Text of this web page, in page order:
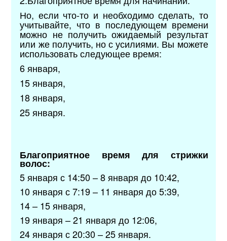
Но, если что-то и необходимо сделать, то
учитывайте, что в последующем времени
можно не получить ожидаемый результат
или же получить, но с усилиями. Вы можете
использовать следующее время:
6 января,
15 января,
18 января,
25 января.
Благоприятное время для стрижки
волос:
5 января с 14:50 – 8 января до 10:42,
10 января с 7:19 – 11 января до 5:39,
14 – 15 января,
19 января – 21 января до 12:06,
24 января с 20:30 – 25 января.